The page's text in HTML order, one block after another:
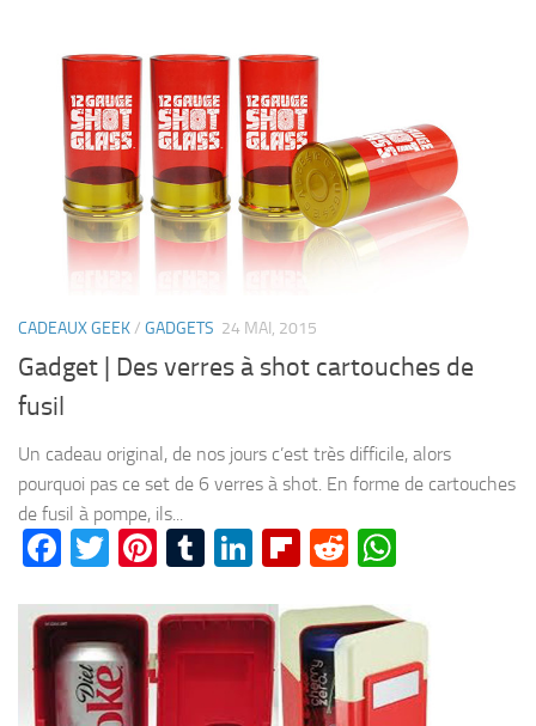
CADEAUX GEEK/ GADGETS 24 MAI, 2015
Gadget | Des verres à shot cartouches de
fusil
Un cadeau original, de nos jours c’est très difficile, alors
pourquoi pas ce set de 6 verres à shot. En forme de cartouches
de fusil à pompe, ils...
Facebook
Twitter
Pinterest
Tumblr
LinkedIn
Flipboard
Reddit